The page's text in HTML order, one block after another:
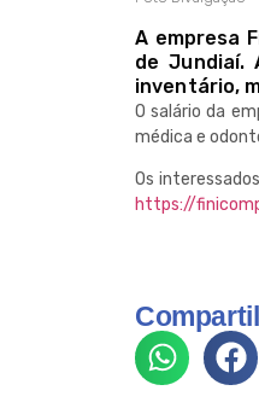
A empresa
de Jundiaí.
inventário,
O salário da
médica e
Os
https://